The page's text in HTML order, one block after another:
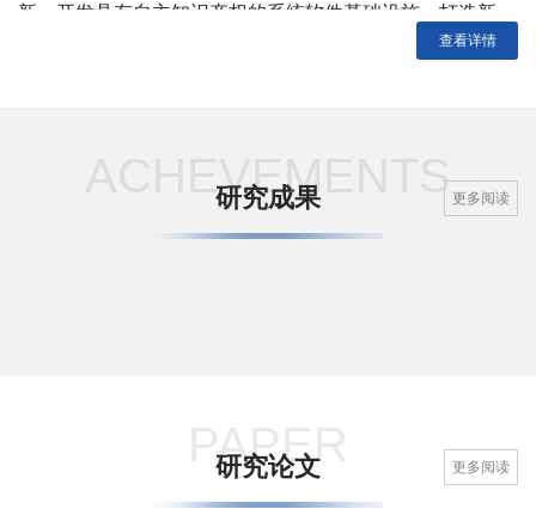
新，开发具有自主知识产权的系统软件基础设施，打造新一
代AIoT智能产业生态系统和决策大脑，赋能产业数字化转
查看详情
ACHEVEMENTS
研究成果 更多阅读
PAPER
研究论文 更多阅读